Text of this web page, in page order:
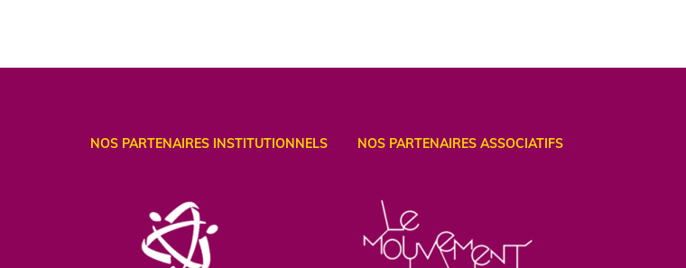
NOS PARTENAIRES INSTITUTIONNELS NOS PARTENAIRES ASSOCIATIFS